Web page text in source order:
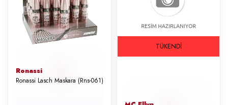
Ronassi
Ronassi Lasch Maskara (Rns-061)
TÜKENDI